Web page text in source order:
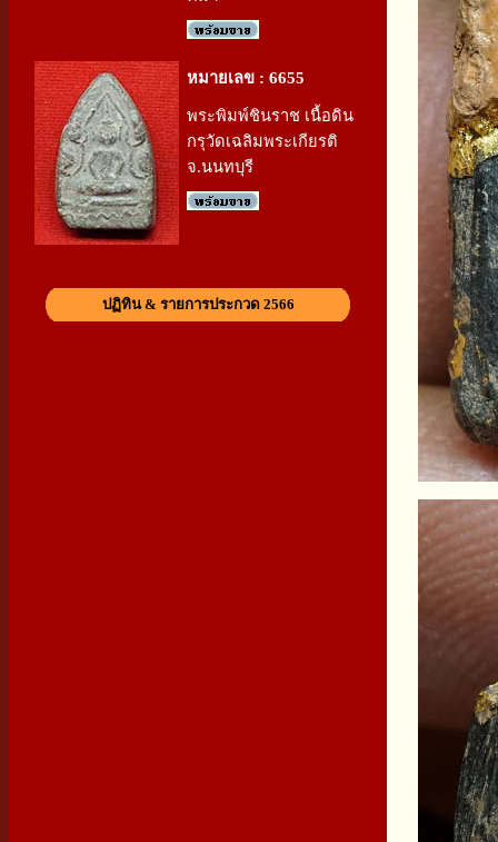
หมายเลข : 6655
พระพิมพ์ชินราช เนื้อดิน
กรุวัดเฉลิมพระเกียรติ
จ.นนทบุรี
ปฏิทิน & รายการประกวด 2566